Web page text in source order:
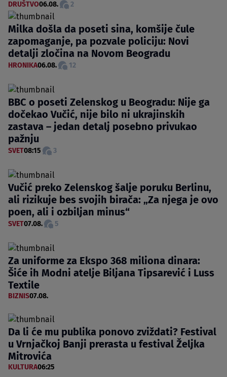
DRUŠTVO06.08. 2
Milka došla da poseti sina, komšije čule
zapomaganje, pa pozvale policiju: Novi
detalji zločina na Novom Beogradu
HRONIKA06.08. 12
BBC o poseti Zelenskog u Beogradu: Nije ga
dočekao Vučić, nije bilo ni ukrajinskih
zastava – jedan detalj posebno privukao
pažnju
SVET08:15 3
Vučić preko Zelenskog šalje poruku Berlinu,
ali rizikuje bes svojih birača: „Za njega je ovo
poen, ali i ozbiljan minus“
SVET07.08. 5
Za uniforme za Ekspo 368 miliona dinara:
Šiće ih Modni atelje Biljana Tipsarević i Luss
Textile
BIZNIS07.08.
Da li će mu publika ponovo zviždati? Festival
u Vrnjačkoj Banji prerasta u festival Željka
Mitrovića
KULTURA06:25